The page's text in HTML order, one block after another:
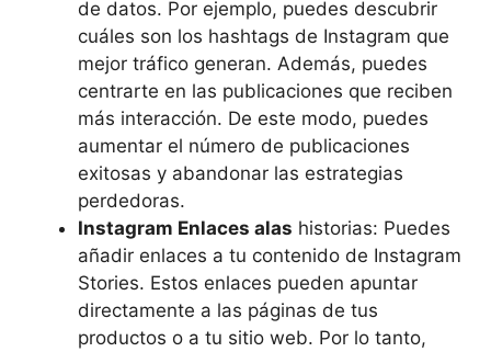
de datos. Por ejemplo, puedes descubrir
cuáles son los hashtags de Instagram que
mejor tráfico generan. Además, puedes
centrarte en las publicaciones que reciben
más interacción. De este modo, puedes
aumentar el número de publicaciones
exitosas y abandonar las estrategias
perdedoras.
Instagram Enlaces alas historias: Puedes
añadir enlaces a tu contenido de Instagram
Stories. Estos enlaces pueden apuntar
directamente a las páginas de tus
productos o a tu sitio web. Por lo tanto,